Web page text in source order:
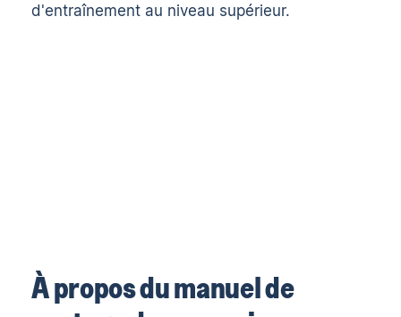
d'entraînement au niveau supérieur.
À propos du manuel de